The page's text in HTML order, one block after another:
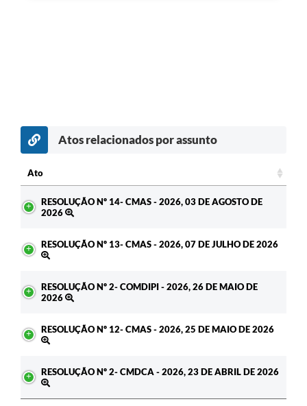
Atos relacionados por assunto
Ato
RESOLUÇÃO Nº 14- CMAS - 2026, 03 DE AGOSTO DE
2026
RESOLUÇÃO Nº 13- CMAS - 2026, 07 DE JULHO DE 2026
RESOLUÇÃO Nº 2- COMDIPI - 2026, 26 DE MAIO DE
2026
RESOLUÇÃO Nº 12- CMAS - 2026, 25 DE MAIO DE 2026
RESOLUÇÃO Nº 2- CMDCA - 2026, 23 DE ABRIL DE 2026